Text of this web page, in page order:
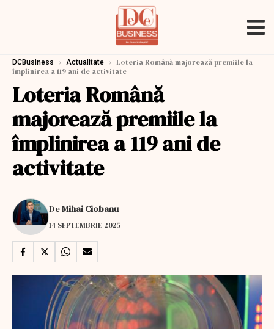
DCBusiness › Actualitate › Loteria Română majorează premiile la
împlinirea a 119 ani de activitate
Loteria Română
majorează premiile la
împlinirea a 119 ani de
activitate
DeMihai Ciobanu
14 SEPTEMBRIE 2025